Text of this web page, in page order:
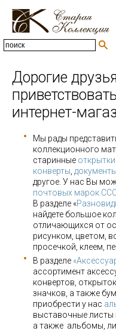
Дорогие
интернет-
Мы рады
коллекционного
старинные открытки
конверты документы
другое. У нас Вы
почтовых марок
В разделе «
найдете большое
отличающихся от
рисунком, цветом,
просечкой, клеем,
В разделе
ассортимент
конвертов,
значков, а также
приобрести у нас
выставочные листы
а также альбомы,